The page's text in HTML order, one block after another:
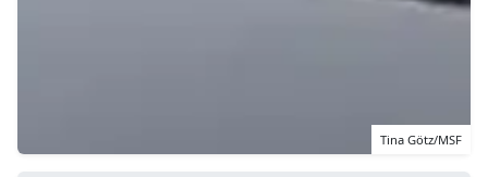
Tina Götz/MSF